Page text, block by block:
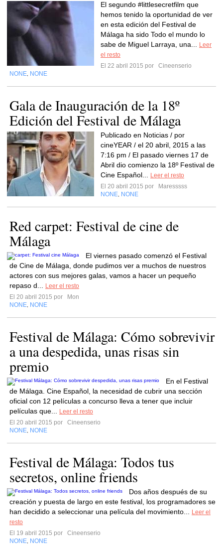
El segundo #littlesecretfilm que
hemos tenido la oportunidad de ver
en esta edición del Festival de
Málaga ha sido Todo el mundo lo
sabe de Miguel Larraya, una...
Leer
el resto
El 22 abril 2015 por
Cineenserio
NONE NONE
Gala de Inauguración de la 18º
Edición del Festival de Málaga
Publicado en Noticias / por
cineYEAR / el 20 abril, 2015 a las
7:16 pm / El pasado viernes 17 de
Abril dio comienzo la 18º Festival de
Cine Español...
Leer el resto
El 20 abril 2015 por
Maresssss
NONE NONE
Red carpet: Festival de cine de
Málaga
El viernes pasado comenzó el Festival
de Cine de Málaga, donde pudimos ver a muchos de nuestros
actores con sus mejores galas, vamos a hacer un pequeño
repaso d...
Leer el resto
El 20 abril 2015 por
Mon
NONE NONE
Festival de Málaga: Cómo sobrevivir
a una despedida, unas risas sin
premio
En el Festival
de Málaga. Cine Español, la necesidad de cubrir una sección
oficial con 12 películas a concurso lleva a tener que incluir
películas que...
Leer el resto
El 20 abril 2015 por
Cineenserio
NONE NONE
Festival de Málaga: Todos tus
secretos, online friends
Dos años después de su
creación y puesta de largo en este festival, los programadores se
han decidido a seleccionar una película del movimiento...
Leer el
resto
El 19 abril 2015 por
Cineenserio
NONE NONE